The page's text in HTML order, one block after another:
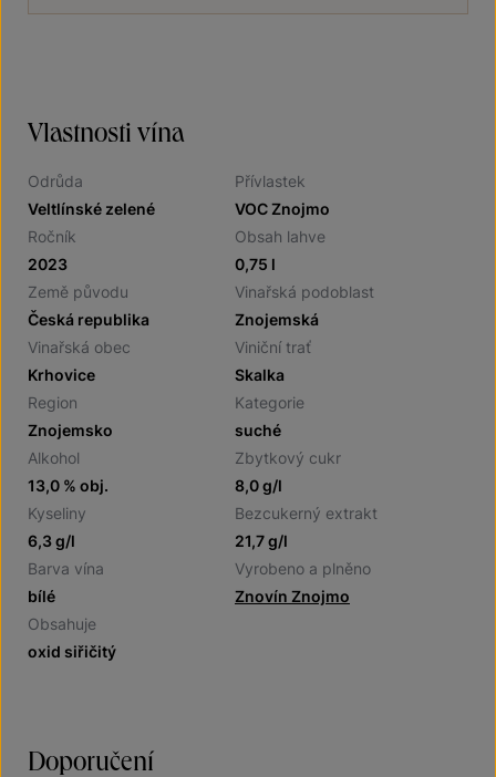
Vlastnosti vína
Odrůda
Veltlínské zelené
Přívlastek
VOC Znojmo
Ročník
2023
Obsah lahve
0,75 l
Země původu
Česká republika
Vinařská podoblast
Znojemská
Vinařská obec
Krhovice
Viniční trať
Skalka
Region
Znojemsko
Kategorie
suché
Alkohol
13,0 % obj.
Zbytkový cukr
8,0 g/l
Kyseliny
6,3 g/l
Bezcukerný extrakt
21,7 g/l
Barva vína
bílé
Vyrobeno a plněno
Znovín Znojmo
Obsahuje
oxid siřičitý
Doporučení